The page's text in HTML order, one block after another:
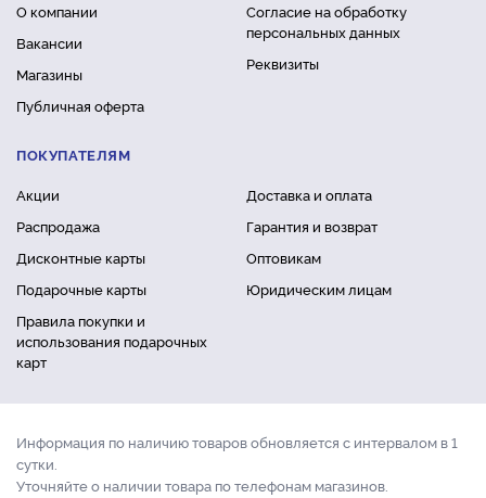
О компании
Вакансии
Магазины
Публичная оферта
Согласие на обработку
персональных данных
Реквизиты
ПОКУПАТЕЛЯМ
Акции
Распродажа
Дисконтные карты
Подарочные карты
Правила покупки и
использования подарочных
карт
Доставка и оплата
Гарантия и возврат
Оптовикам
Юридическим лицам
Информация по наличию товаров обновляется с интервалом в 1
сутки.
Уточняйте о наличии товара по телефонам магазинов.